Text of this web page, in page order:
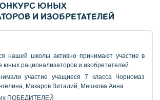
ЮНЫХ
И ИЗОБРЕТАТЕЛЕЙ
нашей школы активно принимают участие в
юных рационализаторов и изобретателей.
участие учащиеся 7 класса Чорномаз
Макаров Виталий, Мешкова Анна
ПОБЕДИТЕЛЕЙ